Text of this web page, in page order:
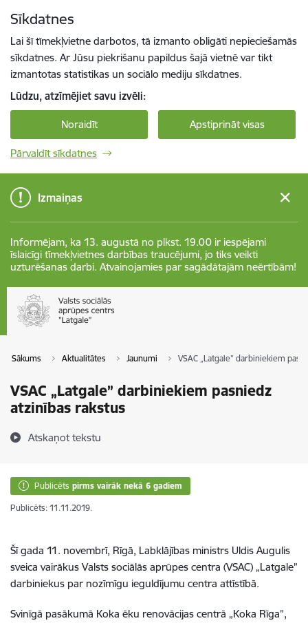
Sīkdatnes
Lai šī tīmekļvietne darbotos, tā izmanto obligāti nepieciešamās
sīkdatnes. Ar Jūsu piekrišanu papildus šajā vietnē var tikt
izmantotas statistikas un sociālo mediju sīkdatnes.
Lūdzu, atzīmējiet savu izvēli:
Noraidīt Apstiprināt visas
Pārvaldīt sīkdatnes
Izmaiņas
Informējam, ka 13. augustā no plkst. 19.00 ir iespējami
īslaicīgi tīmekļvietnes darbības traucējumi, jo tiks veikti
uzturēšanas darbi. Atvainojamies par sagādātajām neērtībām!
Sākums Aktualitātes Jaunumi VSAC „Latgale” darbiniekiem
VSAC „Latgale” darbiniekiem pasniedz
atzinības rakstus
Atskaņot tekstu
Publicēts pirms vairāk nekā 6 gadiem
Publicēts: 11.11.2019.
Šī gada 11. novembrī, Rīgā, Labklājības ministrs Uldis Augulis
sveica vairākus Valsts sociālās aprūpes centra (VSAC) „Latgale”
darbiniekus par nozīmīgu ieguldījumu centra attīstībā.
Svinīgā pasākumā Koka ēku renovācijas centrā „Koka Rīga”,